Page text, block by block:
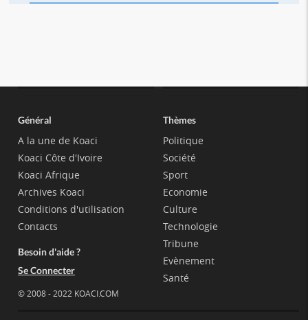
Général
A la une de Koaci
Koaci Côte d'Ivoire
Koaci Afrique
Archives Koaci
Conditions d'utilisation
Contacts
Besoin d'aide ?
Se Connecter
© 2008 - 2022 KOACI.COM
Thèmes
Politique
Société
Sport
Economie
Culture
Technologie
Tribune
Evènement
Santé